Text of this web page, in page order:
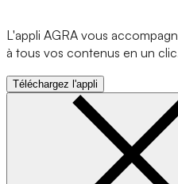
L'appli AGRA vous
à tous vos contenus en un
Téléchargez l'appli